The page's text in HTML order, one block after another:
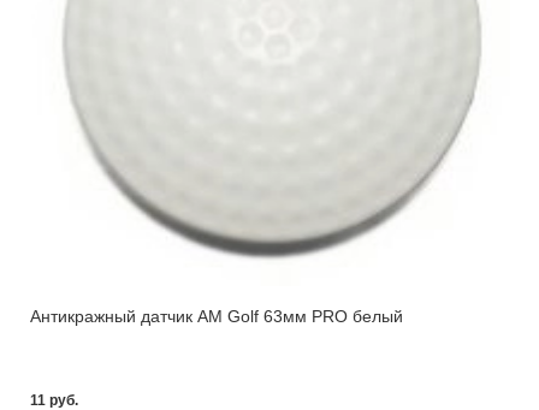
Антикражный датчик AM Golf 63мм PRO белый
11 pуб.